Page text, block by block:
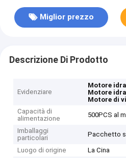
Miglior prezzo
Descrizione Di Prodotto
Evidenziare
Motore
Motore
Motore di
Capacità di
alimentazione
500PCS al
Imballaggi
particolari
Pacchetto
Luogo di origine
La Cina